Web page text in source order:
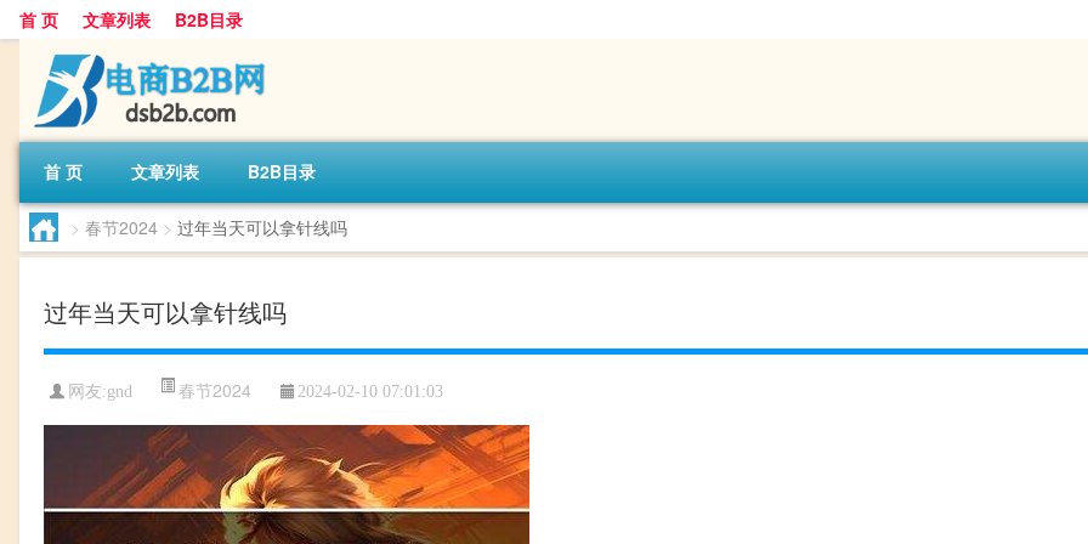
首 页 文章列表 B2B目录
首 页 文章列表 B2B目录
> 春节2024 > 过年当天可以拿针线吗
过年当天可以拿针线吗
网友:gnd 春节2024 2024-02-10 07:01:03